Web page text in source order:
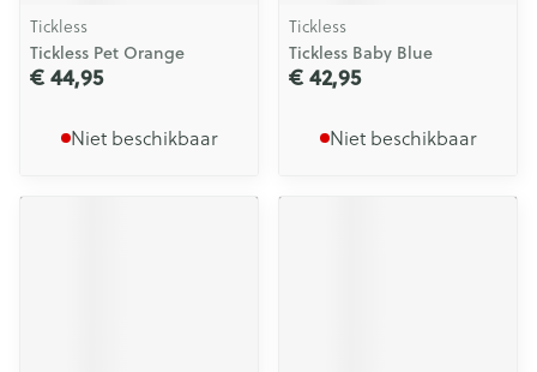
Tickless
Tickless Pet Orange
€ 44,95
Niet beschikbaar
Tickless
Tickless Baby Blue
€ 42,95
Niet beschikbaar